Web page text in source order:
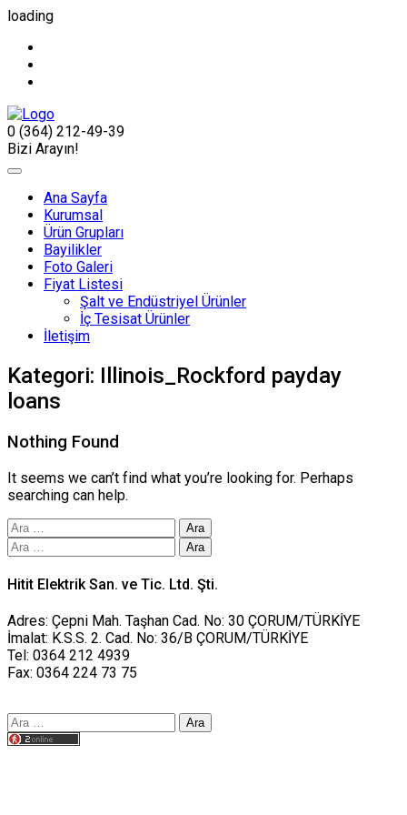
loading
0 (364) 212-49-39
Bizi Arayın!
Ana Sayfa
Kurumsal
Ürün Grupları
Bayilikler
Foto Galeri
Fiyat Listesi
Şalt ve Endüstriyel Ürünler
İç Tesisat Ürünler
İletişim
Kategori: Illinois_Rockford payday
loans
Nothing Found
It seems we can’t find what you’re looking for. Perhaps
searching can help.
Arama:
Arama:
Hitit Elektrik San. ve Tic. Ltd. Şti.
Adres: Çepni Mah. Taşhan Cad. No: 30 ÇORUM/TÜRKİYE
İmalat: K.S.S. 2. Cad. No: 36/B ÇORUM/TÜRKİYE
Tel: 0364 212 4939
Fax: 0364 224 73 75
Arama: